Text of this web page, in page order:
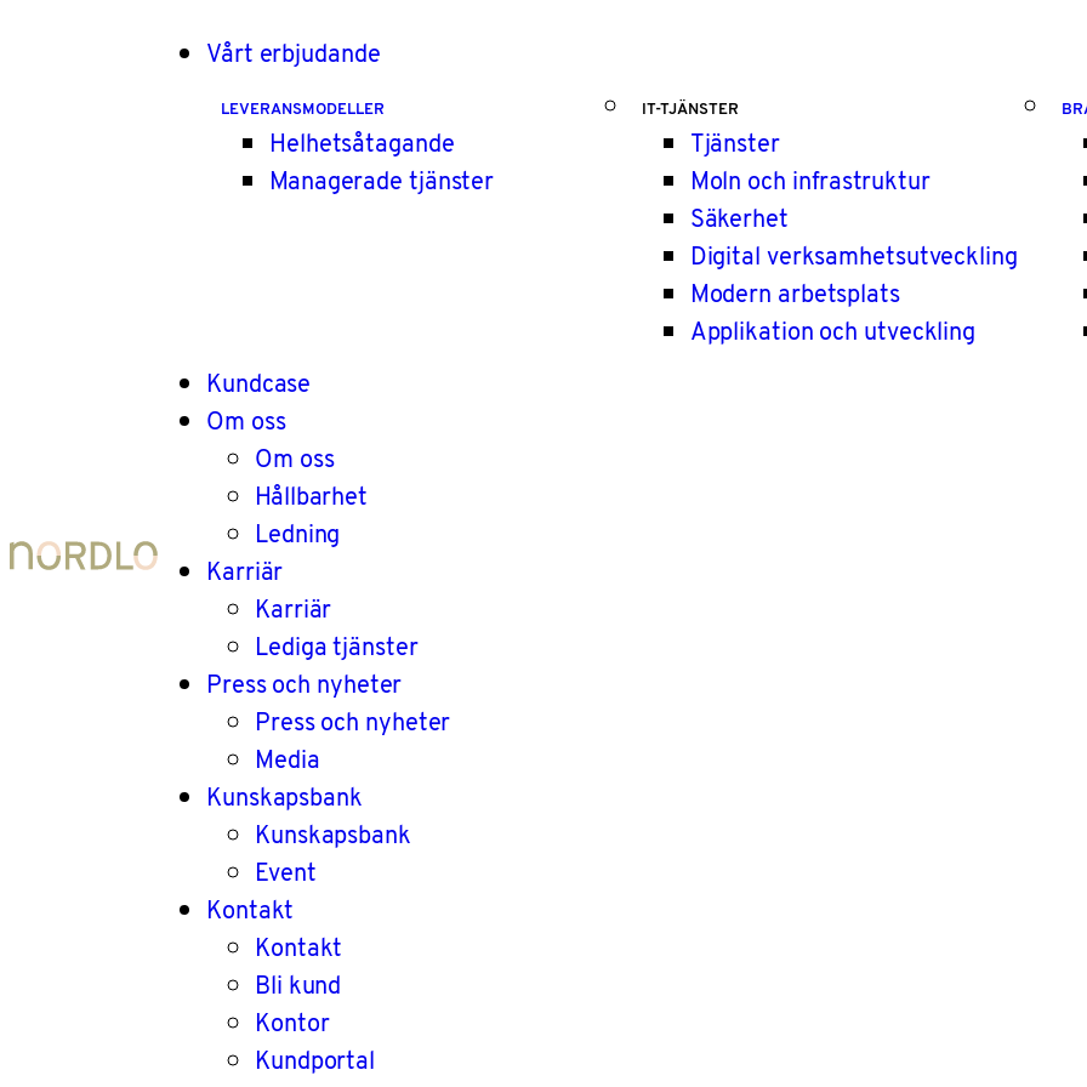
Vårt erbjudande
LEVERANSMODELLER
Helhetsåtagande
Managerade tjänster
IT-TJÄNSTER
Tjänster
Moln och infrastruktur
Säkerhet
Digital verksamhetsutveckling
Modern arbetsplats
Applikation och utveckling
Kundcase
Om oss
Om oss
Hållbarhet
Ledning
Karriär
Karriär
Lediga tjänster
Press och nyheter
Press och nyheter
Media
Kunskapsbank
Kunskapsbank
Event
Kontakt
Kontakt
Bli kund
Kontor
Kundportal